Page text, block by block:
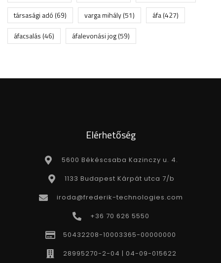
társasági adó(69) varga mihály(51) áfa(427)
áfacsalás(46) áfalevonási jog(59)
Elérhetőség
5600 Békéscsaba Kazinczy u. 4.
1133 Budapest Kárpát utca 7/b
iroda@frederik-technologies.com
+36 70 626 5550
50432208-10003365-00000000
28995270-2-04 | 04-09-015622